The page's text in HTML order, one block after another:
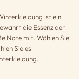
ist ein
die Essenz der
Note mit. Wählen Sie
Sie es